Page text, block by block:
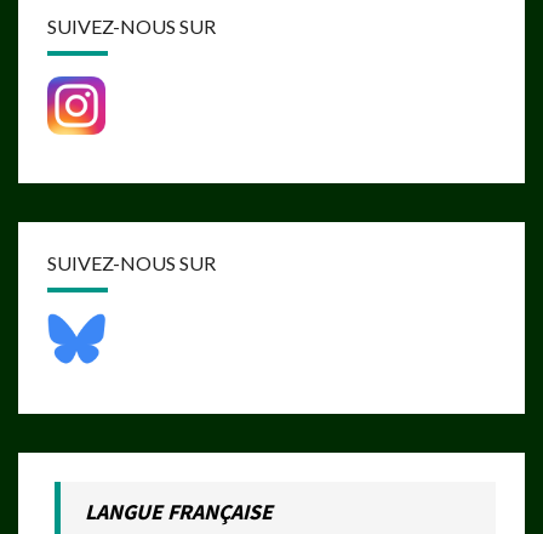
SUIVEZ-NOUS SUR
SUIVEZ-NOUS SUR
LANGUE FRANÇAISE